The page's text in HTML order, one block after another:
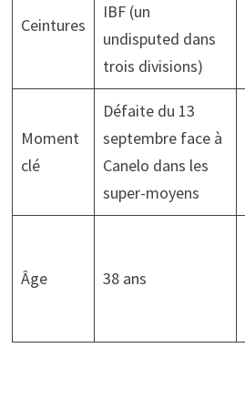
Ceintures
IBF (un
undisputed dans
trois divisions)
Moment
clé
Défaite du 13
septembre face à
Canelo dans les
super-moyens
Âge 38 ans